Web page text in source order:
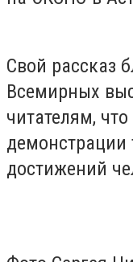
Свой рассказ
Всемирных
читателям,
демонстрации
достижений